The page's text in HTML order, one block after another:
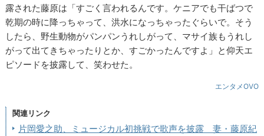
露された藤原は「すごく言われるんです。ケニアでも干ばつで
乾期の時に降っちゃって、洪水になっちゃったぐらいで。そう
したら、野生動物がパンパンうれしがって、マサイ族もうれし
がって出てきちゃったりとか、すごかったんですよ」と仰天エ
ピソードを披露して、笑わせた。
エンタメOVO
関連リンク
片岡愛之助、ミュージカル初挑戦で歌声を披露 妻・藤原紀